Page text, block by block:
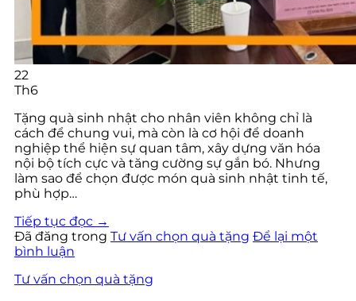
22
Th6
Tặng quà sinh nhật cho nhân viên không chỉ là
cách để chung vui, mà còn là cơ hội để doanh
nghiệp thể hiện sự quan tâm, xây dựng văn hóa
nội bộ tích cực và tăng cường sự gắn bó. Nhưng
làm sao để chọn được món quà sinh nhật tinh tế,
phù hợp…
Tiếp tục đọc →
Đã đăng trong Tư vấn chọn quà tặng Để lại một
bình luận
Tư vấn chọn quà tặng